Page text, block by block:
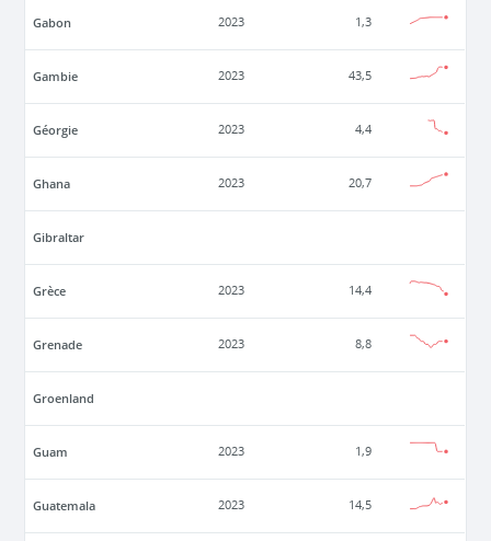
Gabon 2023 1,3
Gambie 2023 43,5
Géorgie 2023 4,4
Ghana 2023 20,7
Gibraltar
Grèce 2023 14,4
Grenade 2023 8,8
Groenland
Guam 2023 1,9
Guatemala 2023 14,5